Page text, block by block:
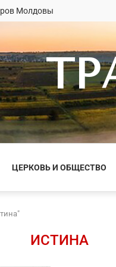
Молдовы
ЦЕРКОВЬ И ОБЩЕСТВО
ИСТИНА